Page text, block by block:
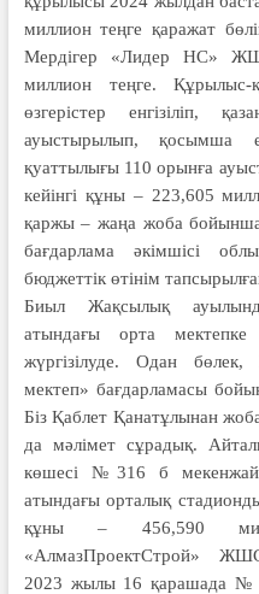
миллион теңге қаражат
Мердігер «Лидер НС»
миллион теңге. Құрылыс-
өзгерістер енгізіліп,
ауыстырылып, қосымша
қуаттылығы 110 орынға
кейінгі құны – 223,605
қаржы – жаңа жоба
бағдарлама әкімшісі
бюджеттік өтінім
Биыл Жақсылық
атындағы орта
жүргізілуде. Одан
мектеп» бағдарламасы
Біз Қаблет Қанатұлынан
да мәлімет сұрадық.
көшесі №316 б
атындағы орталық
құны – 456,590
«АлмазПроектСтрой»
2023 жылы 16 қарашада №